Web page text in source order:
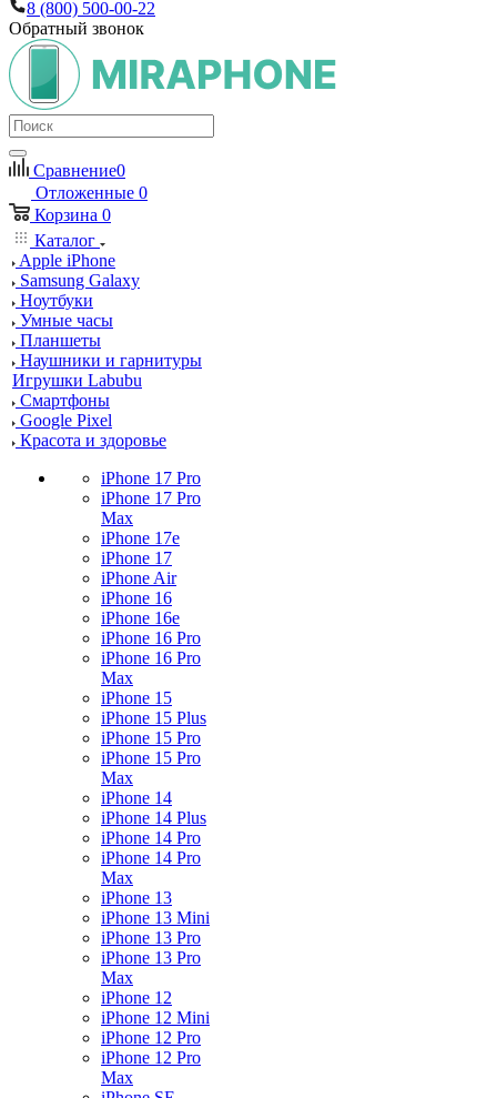
8 (800) 500-00-22
Обратный звонок
Сравнение0
Отложенные 0
Корзина 0
Каталог
Apple iPhone
Samsung Galaxy
Ноутбуки
Умные часы
Планшеты
Наушники и гарнитуры
Игрушки Labubu
Смартфоны
Google Pixel
Красота и здоровье
iPhone 17 Pro
iPhone 17 Pro
Max
iPhone 17e
iPhone 17
iPhone Air
iPhone 16
iPhone 16e
iPhone 16 Pro
iPhone 16 Pro
Max
iPhone 15
iPhone 15 Plus
iPhone 15 Pro
iPhone 15 Pro
Max
iPhone 14
iPhone 14 Plus
iPhone 14 Pro
iPhone 14 Pro
Max
iPhone 13
iPhone 13 Mini
iPhone 13 Pro
iPhone 13 Pro
Max
iPhone 12
iPhone 12 Mini
iPhone 12 Pro
iPhone 12 Pro
Max